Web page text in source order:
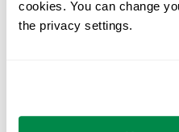
cookies. You can change
the privacy settings.